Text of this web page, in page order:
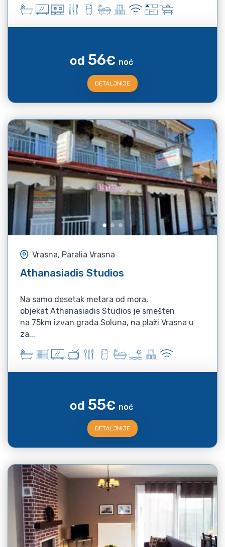
od 56€ noć
DETALJNIJE
Vrasna, Paralia Vrasna
Athanasiadis Studios
Na samo desetak metara od mora,
objekat Athanasiadis Studios je smešten
na 75km izvan grada Soluna, na plaži Vrasna u
za...
od 55€ noć
DETALJNIJE